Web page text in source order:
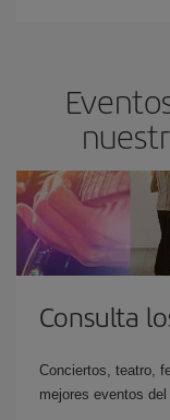
Consulta
Conciertos, teatro,
mejores eventos